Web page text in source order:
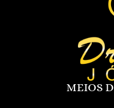
MEIOS